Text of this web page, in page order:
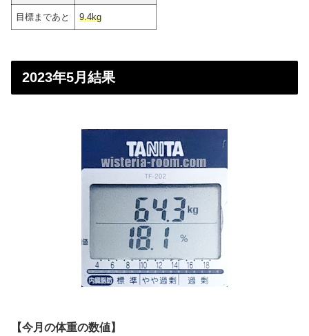
目標まであと 9.4kg
2023年5月結果
【今月の体重の数値】